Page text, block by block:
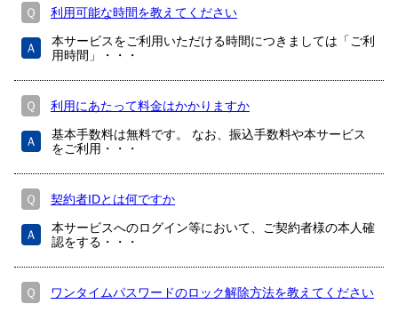
Ｑ 利用可能な時間を教えてください
Ａ
本サービスをご利用いただける時間につきましては「ご利
用時間」・・・
Ｑ 利用にあたって料金はかかりますか
Ａ
基本手数料は無料です。 なお、振込手数料や本サービス
をご利用・・・
Ｑ 契約者IDとは何ですか
Ａ
本サービスへのログイン等において、ご契約者様の本人確
認をする・・・
Ｑ ワンタイムパスワードのロック解除方法を教えてください